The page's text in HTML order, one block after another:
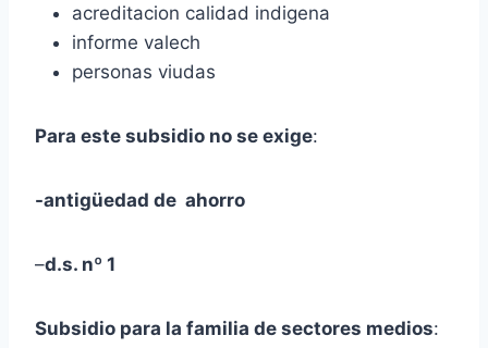
acreditacion calidad indigena
informe valech
personas viudas
Para este subsidio no se exige:
-antigüedad de ahorro
–d.s. nº 1
Subsidio para la familia de sectores medios: